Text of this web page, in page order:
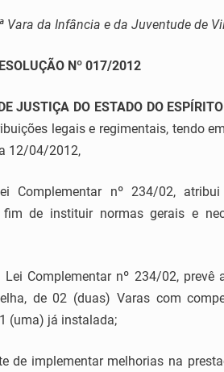
da Infância e da Juventude de
Nº 017/2012
JUSTIÇA DO ESTADO DO
legais e regimentais, tendo
12/04/2012,
Complementar nº 234/02,
de instituir normas gerais e
Lei Complementar nº 234/02,
de 02 (duas) Varas com
(uma) já instalada;
de implementar melhorias na